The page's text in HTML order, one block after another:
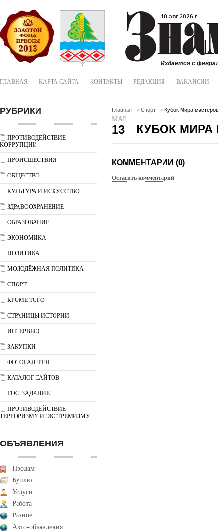
10 авг 2026 г.
Издается с
ГЛАВНАЯ КАРТА САЙТА КОНТАКТЫ РЕДАКЦИЯ ВАКАНСИИ
РУБРИКИ
ПРОТИВОДЕЙСТВИЕ
КОРРУПЦИИ
ПРОИСШЕСТВИЯ
ОБЩЕСТВО
КУЛЬТУРА И ИСКУССТВО
ЗДРАВООХРАНЕНИЕ
ОБРАЗОВАНИЕ
ЭКОНОМИКА
ПОЛИТИКА
МОЛОДЁЖНАЯ ПОЛИТИКА
СПОРТ
КРОМЕ ТОГО
СТРАНИЦЫ ИСТОРИИ
ИНТЕРВЬЮ
ЗАКУПКИ
ФОТОГАЛЕРЕЯ
КАТАЛОГ САЙТОВ
ГОС. ЗАДАНИЕ
ПРОТИВОДЕЙСТВИЕ
ТЕРРОРИЗМУ И ЭКСТРЕМИЗМУ
ОБЪЯВЛЕНИЯ
Продам
Куплю
Услуги
Работа
Разное
Авто-объявления
Главная Спорт Кубок Мира мастеров
МАР
13 КУБОК МИРА
КОММЕНТАРИИ (0)
Оставить комментарий